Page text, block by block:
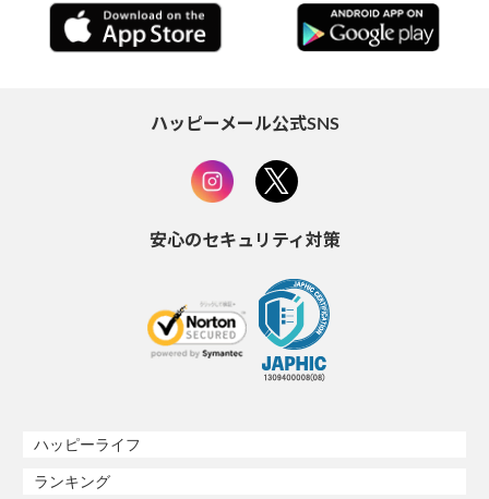
ハッピーメール公式SNS
安心のセキュリティ対策
ハッピーライフ
ランキング